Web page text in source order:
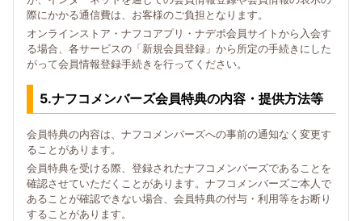
際にかかる通信費は、お客様のご負担となります。
オンラインストア・ナフコアプリ・ナデポ会員サイトから入会す
る場合、各サービスの「新規会員登録」から所定の手続きにした
がって会員情報登録手続きを行ってください。
5.ナフコメンバーズ会員特典の内容・提供方法等
会員特典の内容は、ナフコメンバーズへの事前の通知なく変更す
ることがあります。
会員特典を受ける際、登録されたナフコメンバーズであることを
確認させていただくことがあります。ナフコメンバーズご本人で
あることが確認できない場合、会員特典の付与・利用等をお断り
することがあります。